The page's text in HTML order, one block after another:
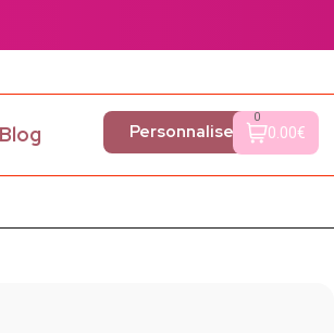
Blog Personnaliser
0
0.00€